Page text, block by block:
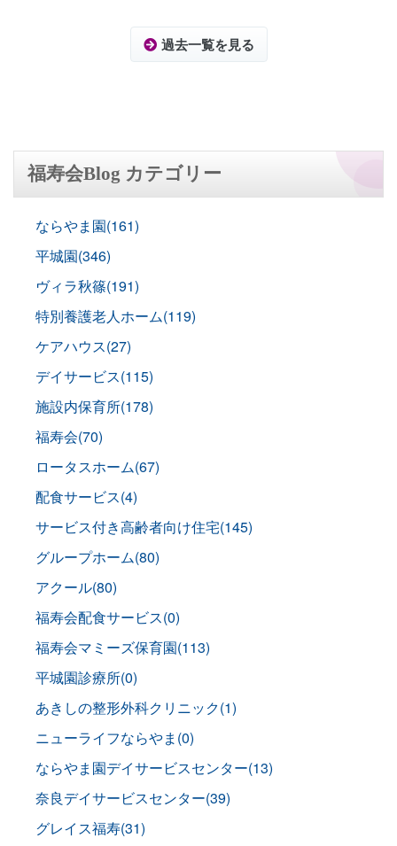
過去一覧を見る
福寿会Blog カテゴリー
ならやま園(161)
平城園(346)
ヴィラ秋篠(191)
特別養護老人ホーム(119)
ケアハウス(27)
デイサービス(115)
施設内保育所(178)
福寿会(70)
ロータスホーム(67)
配食サービス(4)
サービス付き高齢者向け住宅(145)
グループホーム(80)
アクール(80)
福寿会配食サービス(0)
福寿会マミーズ保育園(113)
平城園診療所(0)
あきしの整形外科クリニック(1)
ニューライフならやま(0)
ならやま園デイサービスセンター(13)
奈良デイサービスセンター(39)
グレイス福寿(31)